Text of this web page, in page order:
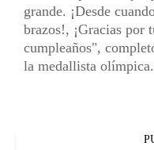
grande. ¡Desde
brazos!, ¡Gracias por
cumpleaños",
la medallista olímpica.